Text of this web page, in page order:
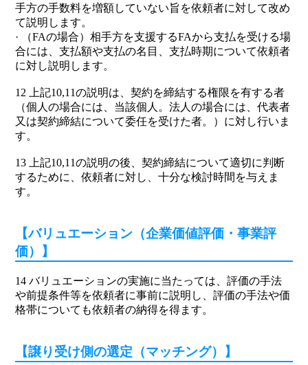
手方の手数料を増額していない旨を依頼者に対して改め
て説明します。
· （FAの場合）相手方を支援するFAから支払を受ける場
合には、支払額や支払の名目、支払時期について依頼者
に対し説明します。
12 上記10,11の説明は、契約を締結する権限を有する者
（個人の場合には、当該個人。法人の場合には、代表者
又は契約締結について委任を受けた者。）に対し行いま
す。
13 上記10,11の説明の後、契約締結について適切に判断
するために、依頼者に対し、十分な検討時間を与えま
す。
【バリュエーション（企業価値評価・事業評
価）】
14 バリュエーションの実施に当たっては、評価の手法
や前提条件等を依頼者に事前に説明し、評価の手法や価
格帯についても依頼者の納得を得ます。
【譲り受け側の選定（マッチング）】